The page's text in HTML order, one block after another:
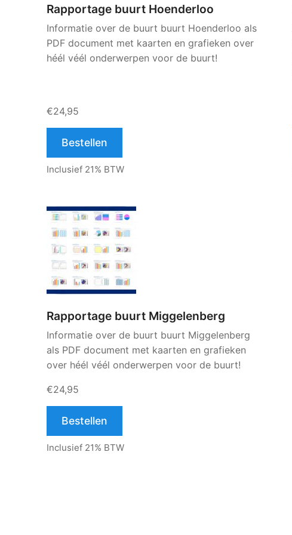
Rapportage buurt Hoenderloo
Informatie over de buurt buurt Hoenderloo als
PDF document met kaarten en grafieken over
héél véél onderwerpen voor de buurt!
€24,95
Bestellen
Inclusief 21% BTW
Rapportage buurt Miggelenberg
Informatie over de buurt buurt Miggelenberg
als PDF document met kaarten en grafieken
over héél véél onderwerpen voor de buurt!
€24,95
Bestellen
Inclusief 21% BTW